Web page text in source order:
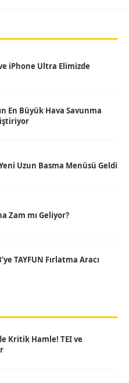
iPhone Ultra Elimizde
En Büyük Hava Savunma
Uzun Basma Menüsü Geldi
Zam mı Geliyor?
TAYFUN Fırlatma Aracı
Kritik Hamle! TEI ve